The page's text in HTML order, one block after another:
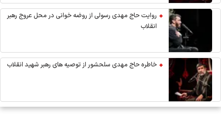
روایت حاج مهدی رسولی از روضه خوانی در محل عروج رهبر
انقلاب
خاطره حاج مهدی سلحشور از توصیه های رهبر شهید انقلاب